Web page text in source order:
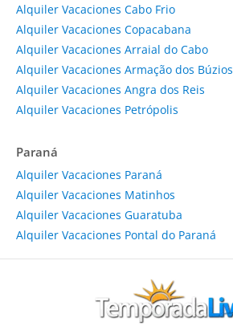
Alquiler Vacaciones Cabo Frio
Alquiler Vacaciones Copacabana
Alquiler Vacaciones Arraial do Cabo
Alquiler Vacaciones Armação dos Búzios
Alquiler Vacaciones Angra dos Reis
Alquiler Vacaciones Petrópolis
Paraná
Alquiler Vacaciones Paraná
Alquiler Vacaciones Matinhos
Alquiler Vacaciones Guaratuba
Alquiler Vacaciones Pontal do Paraná